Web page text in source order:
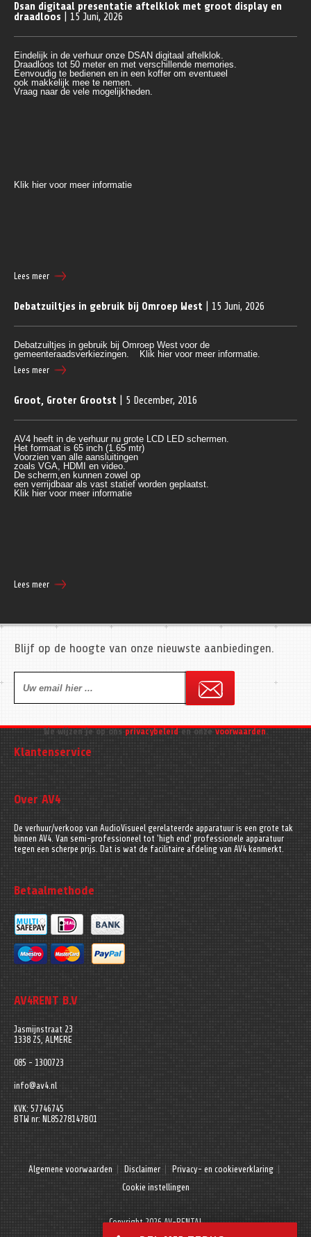
Dsan digitaal presentatie aftelklok met groot display en
draadloos | 15 Juni, 2026
Eindelijk in de verhuur onze DSAN digitaal aftelklok.
Draadloos tot 50 meter en met verschillende memories.
Eenvoudig te bedienen en in een koffer om eventueel
ook makkelijk mee te nemen.
Vraag naar de vele mogelijkheden.
Klik hier voor meer informatie
Lees meer
Debatzuiltjes in gebruik bij Omroep West | 15 Juni, 2026
Debatzuiltjes in gebruik bij Omroep West voor de
gemeenteraadsverkiezingen.
Klik hier voor meer informatie.
Lees meer
Groot, Groter Grootst | 5 December, 2016
AV4 heeft in de verhuur nu grote LCD LED schermen.
Het formaat is 65 inch (1.65 mtr)
Voorzien van alle aansluitingen
zoals VGA, HDMI en video.
De scherm,en kunnen zowel op
een verrijdbaar als vast statief worden geplaatst.
Klik hier voor meer informatie
Lees meer
Blijf op de hoogte van onze nieuwste aanbiedingen.
We wijzen je op onsprivacybeleiden onzevoorwaarden.
Klantenservice
Over AV4
De verhuur/verkoop van AudioVisueel gerelateerde apparatuur is een grote tak
binnen AV4. Van semi-professioneel tot 'high end' professionele apparatuur
tegen een scherpe prijs. Dat is wat de facilitaire afdeling van AV4 kenmerkt.
Betaalmethode
AV4RENT B.V
Jasmijnstraat 23
1338 ZS, ALMERE
085 - 1300723
info@av4.nl
KVK: 57746745
BTW nr: NL85278147B01
Algemene voorwaarden Disclaimer
Privacy- en cookieverklaring
Cookie instellingen
Copyright 2026 AV-RENTAL